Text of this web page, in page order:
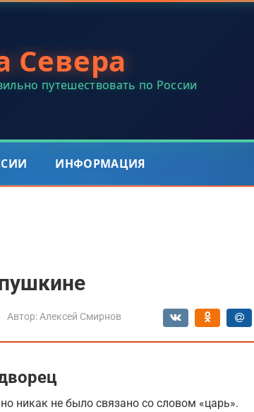
Севера
путешествовать по России
ИНФОРМАЦИЯ
Автор: Алексей Смирнов
никак не было связано со словом «царь».